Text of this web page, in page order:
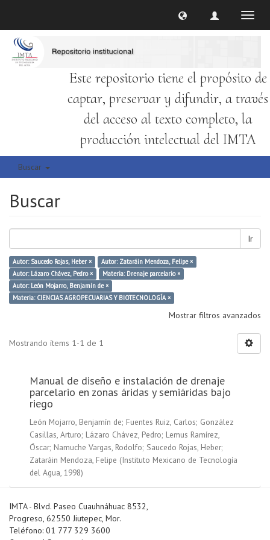
Este repositorio tiene el propósito de
captar, preservar y difundir, a través
del acceso al texto completo, la
producción intelectual del IMTA
Buscar
Buscar
Ir
Autor: Saucedo Rojas, Heber ×
Autor: Zataráin Mendoza, Felipe ×
Autor: Lázaro Chávez, Pedro ×
Materia: Drenaje parcelario ×
Autor: León Mojarro, Benjamín de ×
Materia: CIENCIAS AGROPECUARIAS Y BIOTECNOLOGÍA ×
Mostrar filtros avanzados
Mostrando ítems 1-1 de 1
Manual de diseño e instalación de drenaje
parcelario en zonas áridas y semiáridas bajo
riego
León Mojarro, Benjamín de; Fuentes Ruiz, Carlos; González
Casillas, Arturo; Lázaro Chávez, Pedro; Lemus Ramírez,
Óscar; Namuche Vargas, Rodolfo; Saucedo Rojas, Heber;
Zataráin Mendoza, Felipe (Instituto Mexicano de Tecnología
del Agua, 1998)
IMTA - Blvd. Paseo Cuauhnáhuac 8532,
Progreso, 62550 Jiutepec, Mor.
Teléfono: 01 777 329 3600